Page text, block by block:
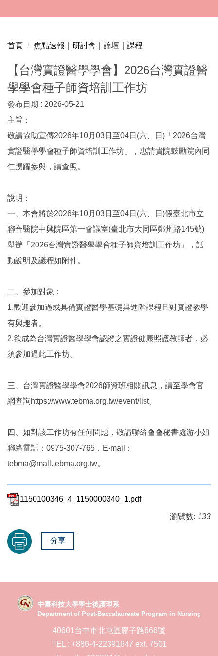
到
要
首頁 焦點速報｜研討會｜論壇｜課程
【台灣實證醫學學會】2026台灣實證醫
學學會種子師資培訓工作坊
發布日期 : 2026-05-21
主旨：
敬請協助宣傳2026年10月03日至04日(六、日)「2026台灣
實證醫學學會種子師資培訓工作坊」，惠請貴院鼓勵院內同
仁踴躍參與，請查照。
說明：
一、本會將於2026年10月03日至04日(六、日)假臺北市立
聯合醫院中興院區第一會議室(臺北市大同區鄭州路145號)
舉辦「2026台灣實證醫學學會種子師資培訓工作坊」，話
動說明及議程如附件。
二、參加對象：
1.歡迎參加過或具備實證醫學基礎與進階課程且對實證教學
有興趣者。
2.欲成為台灣實證醫學學會認證之實證健康照護教師者，必
須參加過此工作坊。
三、台灣實證醫學學會2026師資班相關訊息，請至學會官
網查詢https://www.tebma.org.tw/event/list。
四、如對該工作坊有任何問題，敬請聯絡會會秘書處游小姐
聯絡電話：0975-307-765，E-mail：
tebma@mall.tebma.org.tw。
1150100346_4_1150000340_1.pdf
瀏覽數: 133
分享
中臺科技大學學士後護理系
Department of Post-Baccalaureate Program in Nursing
40601台中市北屯區廍子路666號
TEL : +886-4-22391647 ext. 7501